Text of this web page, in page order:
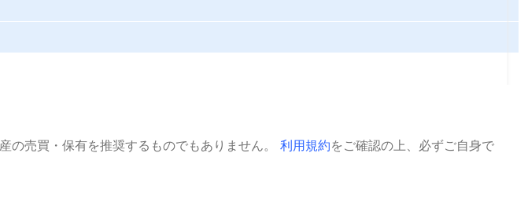
売買・保有を推奨するものでもありません。 利用規約をご確認の上、必ずご自身で